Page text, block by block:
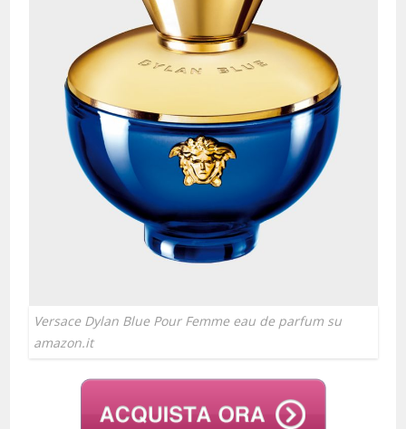
Versace Dylan Blue Pour Femme eau de parfum su
amazon.it